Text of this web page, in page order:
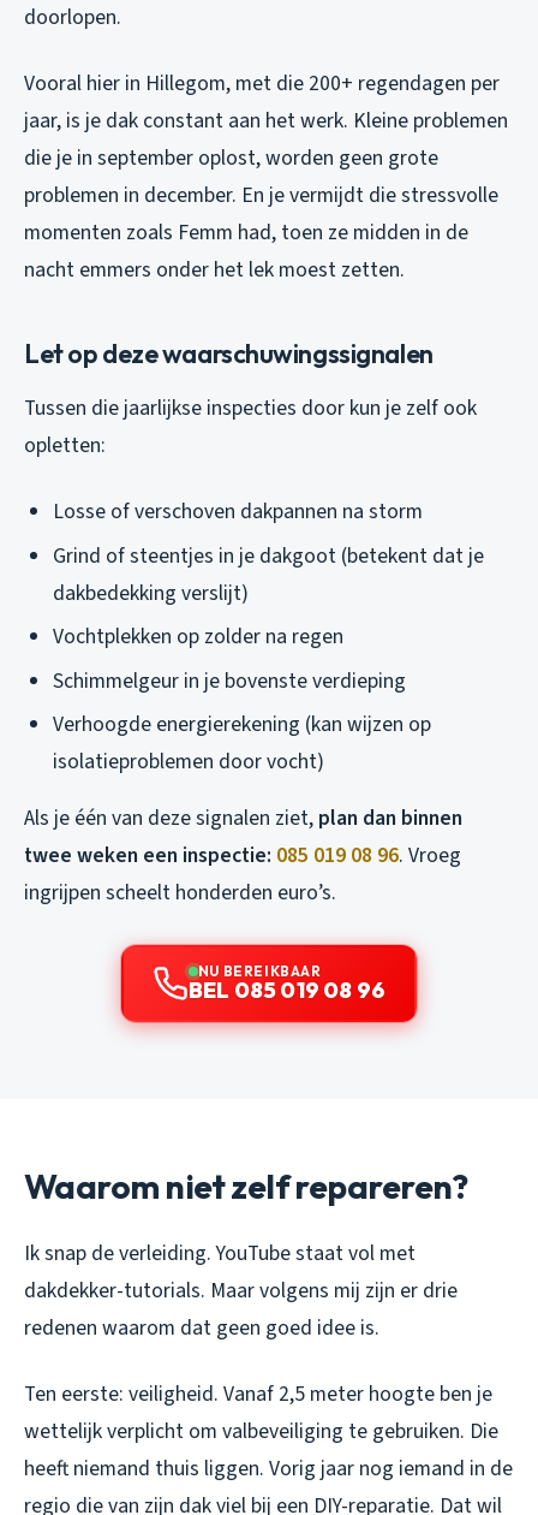
doorlopen.
Vooral hier in Hillegom, met die 200+ regendagen per
jaar, is je dak constant aan het werk. Kleine problemen
die je in september oplost, worden geen grote
problemen in december. En je vermijdt die stressvolle
momenten zoals Femm had, toen ze midden in de
nacht emmers onder het lek moest zetten.
Let op deze waarschuwingssignalen
Tussen die jaarlijkse inspecties door kun je zelf ook
opletten:
Losse of verschoven dakpannen na storm
Grind of steentjes in je dakgoot (betekent dat je
dakbedekking verslijt)
Vochtplekken op zolder na regen
Schimmelgeur in je bovenste verdieping
Verhoogde energierekening (kan wijzen op
isolatieproblemen door vocht)
Als je één van deze signalen ziet, plan dan binnen
twee weken een inspectie: 085 019 08 96. Vroeg
ingrijpen scheelt honderden euro’s.
NU BEREIKBAAR
BEL 085 019 08 96
Waarom niet zelf repareren?
Ik snap de verleiding. YouTube staat vol met
dakdekker-tutorials. Maar volgens mij zijn er drie
redenen waarom dat geen goed idee is.
Ten eerste: veiligheid. Vanaf 2,5 meter hoogte ben je
wettelijk verplicht om valbeveiliging te gebruiken. Die
heeft niemand thuis liggen. Vorig jaar nog iemand in de
regio die van zijn dak viel bij een DIY-reparatie. Dat wil